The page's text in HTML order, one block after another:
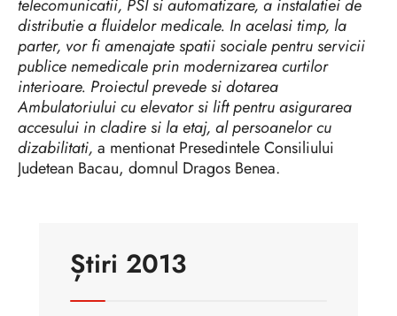
telecomunicatii, PSI si automatizare, a instalatiei de
distributie a fluidelor medicale. In acelasi timp, la
parter, vor fi amenajate spatii sociale pentru servicii
publice nemedicale prin modernizarea curtilor
interioare. Proiectul prevede si dotarea
Ambulatoriului cu elevator si lift pentru asigurarea
accesului in cladire si la etaj, al persoanelor cu
dizabilitati, a mentionat Presedintele Consiliului
Judetean Bacau, domnul Dragos Benea.
Știri 2013